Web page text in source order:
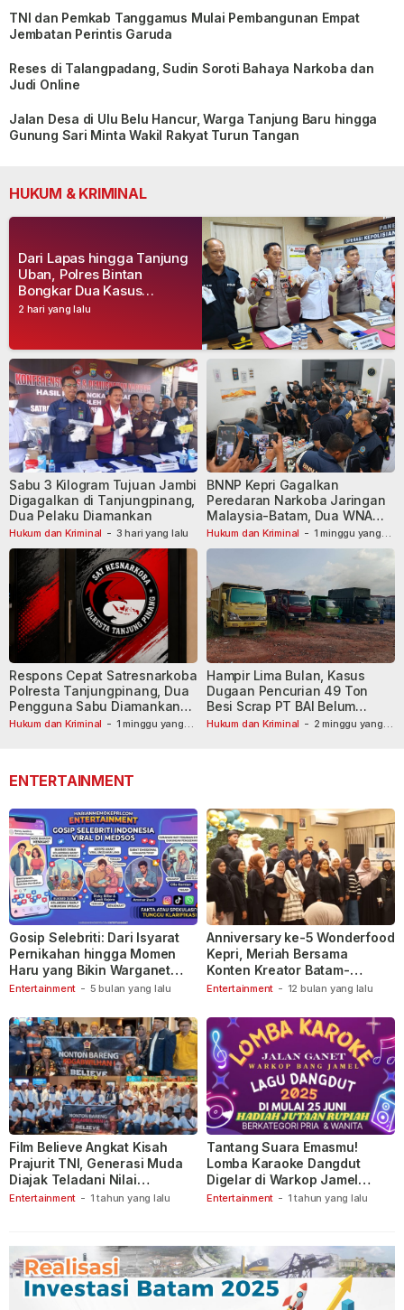
TNI dan Pemkab Tanggamus Mulai Pembangunan Empat
Jembatan Perintis Garuda
Reses di Talangpadang, Sudin Soroti Bahaya Narkoba dan
Judi Online
Jalan Desa di Ulu Belu Hancur, Warga Tanjung Baru hingga
Gunung Sari Minta Wakil Rakyat Turun Tangan
HUKUM & KRIMINAL
2 hari yang lalu
Dari Lapas hingga Tanjung
Uban, Polres Bintan
Bongkar Dua Kasus
Narkoba, Empat Tersangka
Hukum dan Kriminal - 3 hari yang lalu
Sabu 3 Kilogram Tujuan Jambi
Digagalkan di Tanjungpinang,
Dua Pelaku Diamankan
Hukum dan Kriminal - 1 minggu yang
BNNP Kepri Gagalkan
Peredaran Narkoba Jaringan
Malaysia-Batam, Dua WNA
Masih Diburu
Hukum dan Kriminal - 1 minggu yang
Respons Cepat Satresnarkoba
Polresta Tanjungpinang, Dua
Pengguna Sabu Diamankan
Usai Dilaporkan ke Call Center
Hukum dan Kriminal - 2 minggu yang
Hampir Lima Bulan, Kasus
Dugaan Pencurian 49 Ton
Besi Scrap PT BAI Belum
Tetapkan Tersangka
ENTERTAINMENT
Entertainment - 5 bulan yang lalu
Gosip Selebriti: Dari Isyarat
Pernikahan hingga Momen
Haru yang Bikin Warganet
Berspekulasi
Entertainment - 12 bulan yang lalu
Anniversary ke-5 Wonderfood
Kepri, Meriah Bersama
Konten Kreator Batam-
Tanjungpinang
Entertainment - 1 tahun yang lalu
Film Believe Angkat Kisah
Prajurit TNI, Generasi Muda
Diajak Teladani Nilai
Keberanian
Entertainment - 1 tahun yang lalu
Tantang Suara Emasmu!
Lomba Karaoke Dangdut
Digelar di Warkop Jamel
Ganet